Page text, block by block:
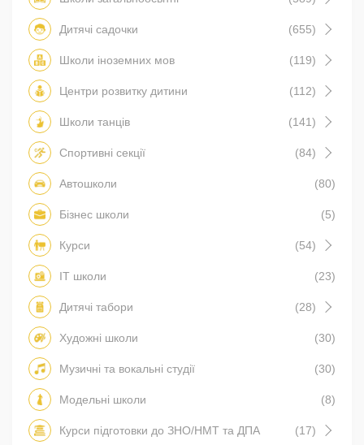
Дитячі садочки (655)
Школи іноземних мов (119)
Центри розвитку дитини (112)
Школи танців (141)
Спортивні секції (84)
Автошколи (80)
Бізнес школи (5)
Курси (54)
IT школи (23)
Дитячі табори (28)
Художні школи (30)
Музичні та вокальні студії (30)
Модельні школи (8)
Курси підготовки до ЗНО/НМТ та ДПА (17)